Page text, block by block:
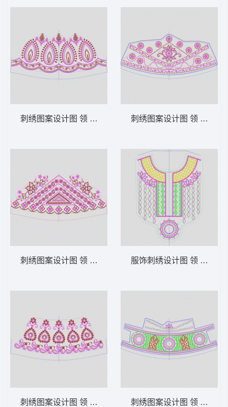
刺绣图案设计图 领 衣边下摆 中东阿拉伯 泰
刺绣图案设计图 领 衣边下摆 中东阿拉伯 泰
刺绣图案设计图 领 衣边下摆 中东阿拉伯 泰
刺绣图案设计图 领 衣边下
服饰刺绣设计图 领 衣边下
刺绣图案设计图 领 衣边下